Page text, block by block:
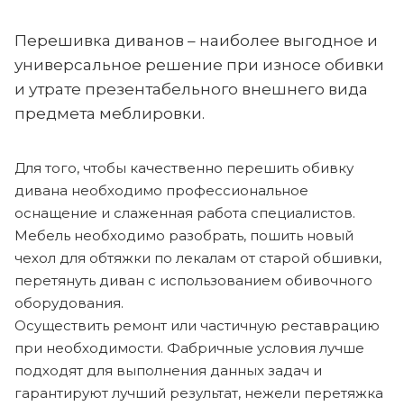
Перешивка диванов – наиболее выгодное и
универсальное решение при износе обивки
и утрате презентабельного внешнего вида
предмета меблировки.
Для того, чтобы качественно перешить обивку
дивана необходимо профессиональное
оснащение и слаженная работа специалистов.
Мебель необходимо разобрать, пошить новый
чехол для обтяжки по лекалам от старой обшивки,
перетянуть диван с использованием обивочного
оборудования.
Осуществить ремонт или частичную реставрацию
при необходимости. Фабричные условия лучше
подходят для выполнения данных задач и
гарантируют лучший результат, нежели перетяжка